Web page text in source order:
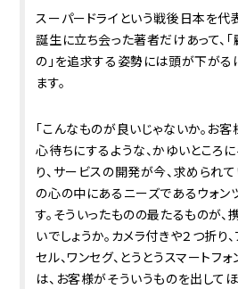
スーパードライという戦後日本を代
誕生に立ち会った著者だけあって、
の」を追求する姿勢には頭が下がる
ます。
「こんなものが良いじゃないか。お
心待ちにするような、かゆいところ
り、サービスの開発が今、求められて
の心の中にあるニーズであるウォン
す。そういったものの最たるものが
いでしょうか。カメラ付きや２つ折り
セル、ワンセグ、とうとうスマートフ
は、お客様がそういうものを出して